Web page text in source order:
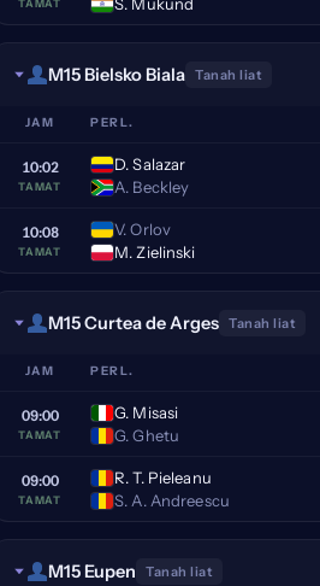
TAMAT
M15 Bielsko Biala Tanah liat
JAM PERL.
10:02
TAMAT
D. Salazar
A. Beckley
10:08
TAMAT
V. Orlov
M. Zielinski
M15 Curtea de Arges Tanah liat
JAM PERL.
09:00
TAMAT
G. Misasi
G. Ghetu
09:00
TAMAT
R. T. Pieleanu
S. A. Andreescu
M15 Eupen Tanah liat